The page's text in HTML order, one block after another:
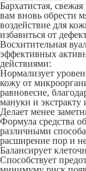
Бархатистая,
вам вновь обрести
воздействие для
избавиться от
Восхитительная
эффективных
действиями:
Нормализует
кожу от
равновесие,
мануки и экстракту
Делает менее
Формула средства
различными
расширение пор и
Балансирует
Способствует